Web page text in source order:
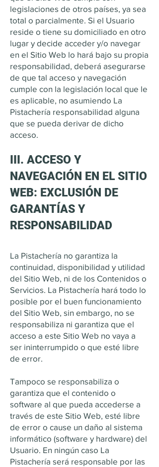
legislaciones de otros países, ya sea
total o parcialmente. Si el Usuario
reside o tiene su domiciliado en otro
lugar y decide acceder y/o navegar
en el Sitio Web lo hará bajo su propia
responsabilidad, deberá asegurarse
de que tal acceso y navegación
cumple con la legislación local que le
es aplicable, no asumiendo La
Pistachería responsabilidad alguna
que se pueda derivar de dicho
acceso.
III. ACCESO Y
NAVEGACIÓN EN EL SITIO
WEB: EXCLUSIÓN DE
GARANTÍAS Y
RESPONSABILIDAD
La Pistachería no garantiza la
continuidad, disponibilidad y utilidad
del Sitio Web, ni de los Contenidos o
Servicios. La Pistachería hará todo lo
posible por el buen funcionamiento
del Sitio Web, sin embargo, no se
responsabiliza ni garantiza que el
acceso a este Sitio Web no vaya a
ser ininterrumpido o que esté libre
de error.
Tampoco se responsabiliza o
garantiza que el contenido o
software al que pueda accederse a
través de este Sitio Web, esté libre
de error o cause un daño al sistema
informático (software y hardware) del
Usuario. En ningún caso La
Pistachería será responsable por las